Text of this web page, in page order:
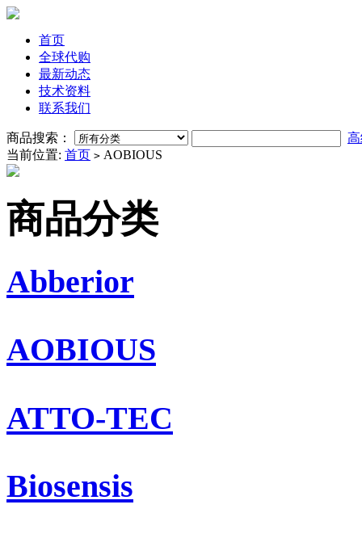
首页
全球代购
最新动态
技术资料
联系我们
商品搜索：
当前位置: 首页 > AOBIOUS
商品分类
Abberior
AOBIOUS
ATTO-TEC
Biosensis